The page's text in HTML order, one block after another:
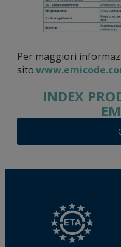
Per maggiori
sito:
INDEX